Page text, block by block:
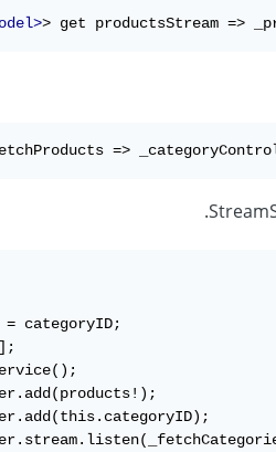
> get productsStream =>
=>
categoryID;